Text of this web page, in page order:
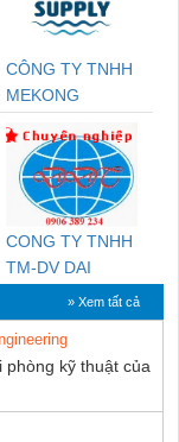
CÔNG TY TNHH
MEKONG
SUPPLY
CONG TY TNHH
TM-DV DAI
DONG THANH
» Xem tất cả
phòng kỹ thuật của